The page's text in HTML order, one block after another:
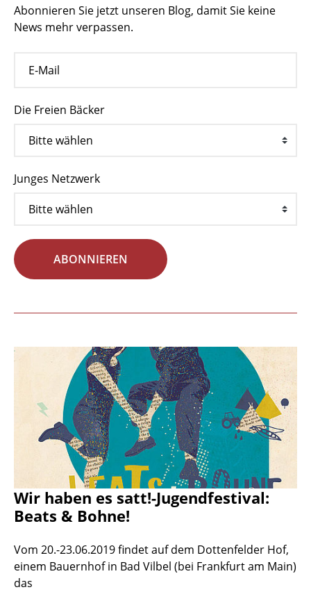
Abonnieren Sie jetzt unseren Blog, damit Sie keine
News mehr verpassen.
Die Freien Bäcker
Junges Netzwerk
ABONNIEREN
Wir haben es satt!-Jugendfestival:
Beats & Bohne!
Vom 20.-23.06.2019 findet auf dem Dottenfelder Hof,
einem Bauernhof in Bad Vilbel (bei Frankfurt am Main)
das